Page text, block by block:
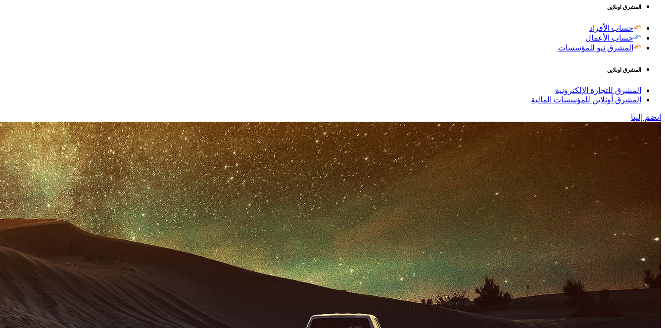
المشرق اونلاين
حساب الأفراد
حساب الأعمال
المشرق نيو للمؤسسات
المشرق اونلاين
المشرق للتجارة الإلكترونية
المشرق أونلاين للمؤسسات المالية
انضم إلينا